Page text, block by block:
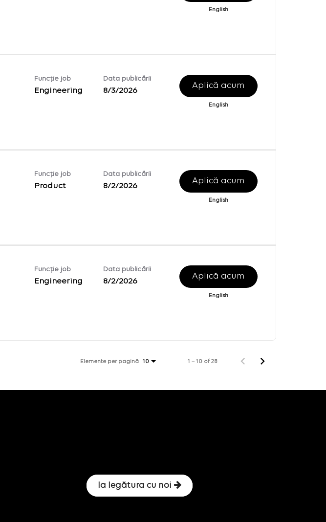
English
Funcție job
Engineering
Data publicării
8/3/2026
Aplică acum
English
Funcție job
Product
Data publicării
8/2/2026
Aplică acum
English
Funcție job
Engineering
Data publicării
8/2/2026
Aplică acum
English
Elemente per pagină 10 1 – 10 of 28
Ia legătura cu noi